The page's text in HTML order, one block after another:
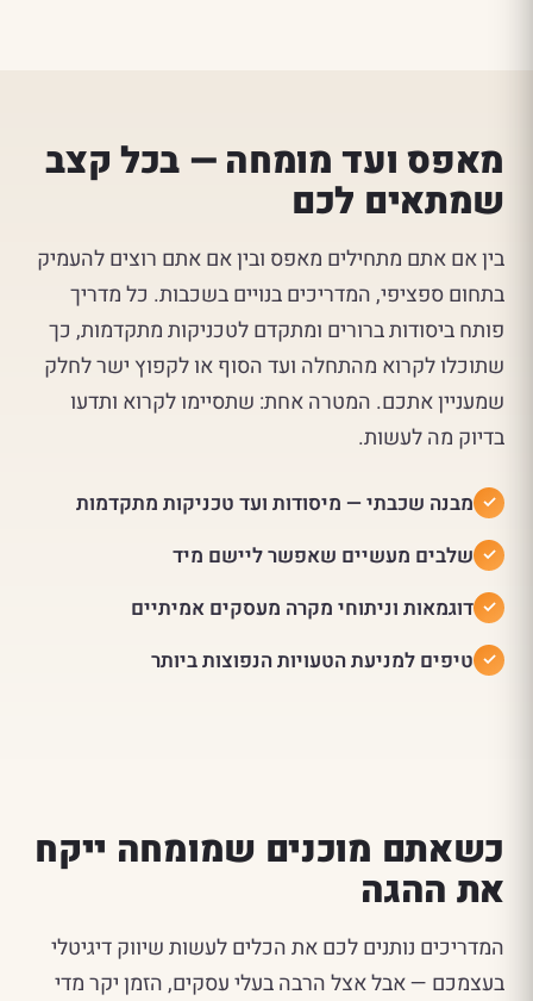
מאפס ועד מומחה — בכל קצב
שמתאים לכם
בין אם אתם מתחילים מאפס ובין אם אתם רוצים להעמיק
בתחום ספציפי, המדריכים בנויים בשכבות. כל מדריך
פותח ביסודות ברורים ומתקדם לטכניקות מתקדמות, כך
שתוכלו לקרוא מהתחלה ועד הסוף או לקפוץ ישר לחלק
שמעניין אתכם. המטרה אחת: שתסיימו לקרוא ותדעו
בדיוק מה לעשות.
מבנה שכבתי — מיסודות ועד טכניקות מתקדמות
שלבים מעשיים שאפשר ליישם מיד
דוגמאות וניתוחי מקרה מעסקים אמיתיים
טיפים למניעת הטעויות הנפוצות ביותר
כשאתם מוכנים שמומחה ייקח
את ההגה
המדריכים נותנים לכם את הכלים לעשות שיווק דיגיטלי
בעצמכם — אבל אצל הרבה בעלי עסקים, הזמן יקר מדי